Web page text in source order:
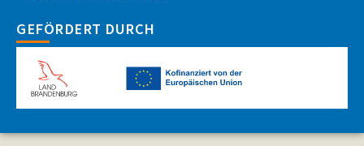
GEFÖRDERT DURCH